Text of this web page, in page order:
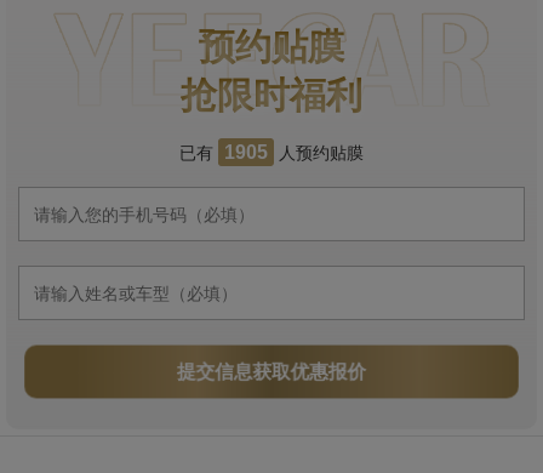
预约贴膜
抢限时福利
已有 1905 人预约贴膜
提交信息获取优惠报价